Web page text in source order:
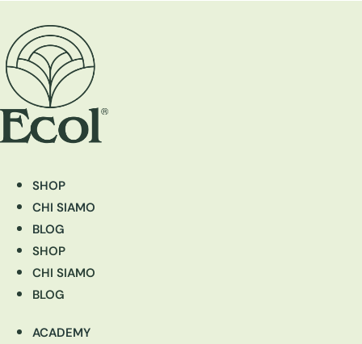
SHOP
CHI SIAMO
BLOG
SHOP
CHI SIAMO
BLOG
ACADEMY